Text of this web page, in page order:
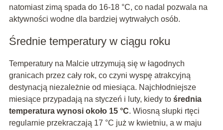
natomiast zimą spada do 16-18 °C, co nadal pozwala na
aktywności wodne dla bardziej wytrwałych osób.
Średnie temperatury w ciągu roku
Temperatury na Malcie utrzymują się w łagodnych
granicach przez cały rok, co czyni wyspę atrakcyjną
destynacją niezależnie od miesiąca. Najchłodniejsze
miesiące przypadają na styczeń i luty, kiedy to średnia
temperatura wynosi około 15 °C. Wiosną słupki rtęci
regularnie przekraczają 17 °C już w kwietniu, a w maju